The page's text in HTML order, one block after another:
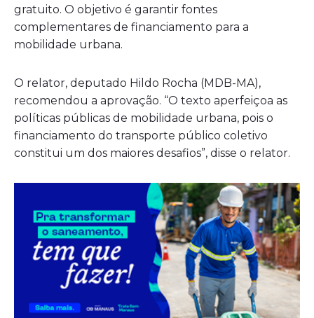
gratuito. O objetivo é garantir fontes
complementares de financiamento para a
mobilidade urbana.
O relator, deputado Hildo Rocha (MDB-MA),
recomendou a aprovação. “O texto aperfeiçoa as
políticas públicas de mobilidade urbana, pois o
financiamento do transporte público coletivo
constitui um dos maiores desafios”, disse o relator.